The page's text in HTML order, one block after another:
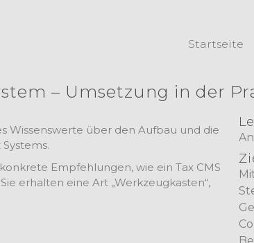
Startseite
– Umsetzung in der
Wissenswerte über den Aufbau und die
Empfehlungen, wie ein Tax CMS
erhalten eine Art „Werkzeugkasten“,